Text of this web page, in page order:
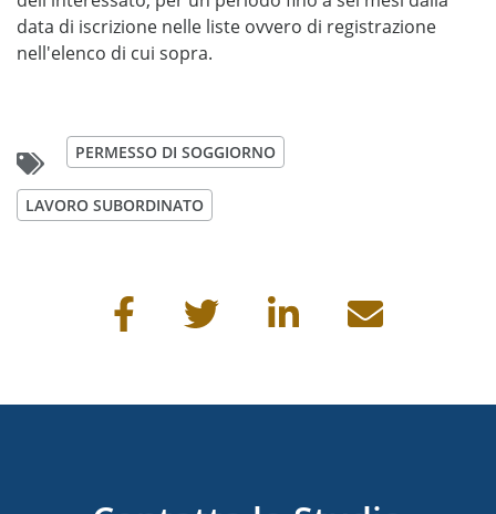
data di iscrizione nelle liste ovvero di registrazione
nell'elenco di cui sopra.
PERMESSO DI SOGGIORNO
LAVORO SUBORDINATO
Condividi questa pagina